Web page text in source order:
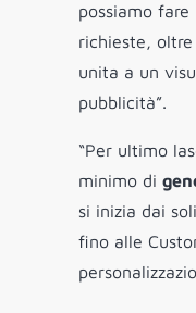
possiamo
richieste,
unita a un
pubblicità”.
“Per ultimo
minimo di
si inizia dai
fino alle